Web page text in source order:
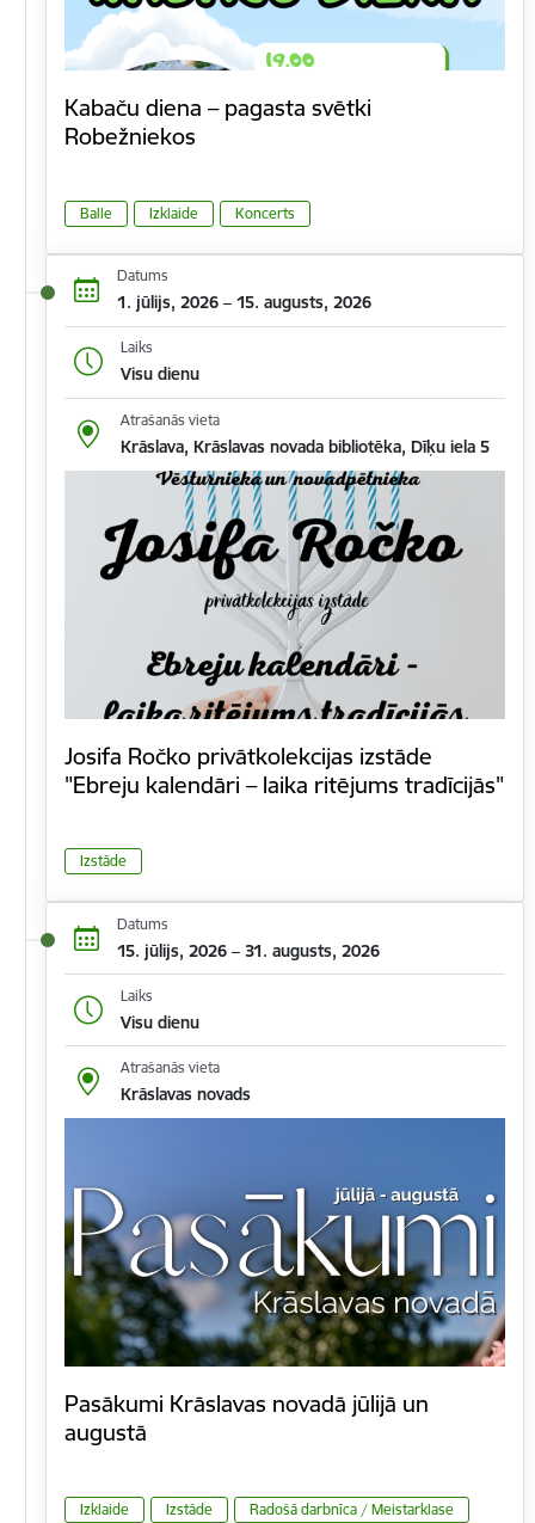
Kabaču diena – pagasta svētki
Robežniekos
Balle Izklaide Koncerts
Datums
1. jūlijs, 2026 – 15. augusts, 2026
Laiks
Visu dienu
Atrašanās vieta
Krāslava, Krāslavas novada bibliotēka, Dīķu iela 5
Josifa Ročko privātkolekcijas izstāde
"Ebreju kalendāri – laika ritējums tradīcijās"
Izstāde
Datums
15. jūlijs, 2026 – 31. augusts, 2026
Laiks
Visu dienu
Atrašanās vieta
Krāslavas novads
Pasākumi Krāslavas novadā jūlijā un
augustā
Izklaide Izstāde Radošā darbnīca / Meistarklase